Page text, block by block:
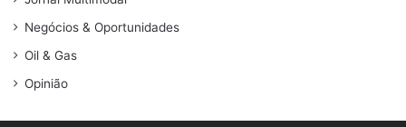
Negócios & Oportunidades
Oil & Gas
Opinião